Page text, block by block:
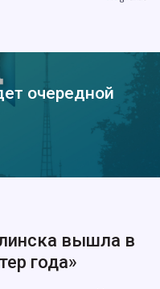
очередной
вышла в
года»